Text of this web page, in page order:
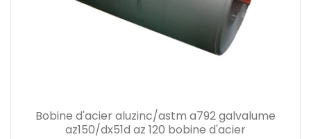
Bobine d'acier aluzinc/astm a792 galvalume
az150/dx51d az 120 bobine d'acier